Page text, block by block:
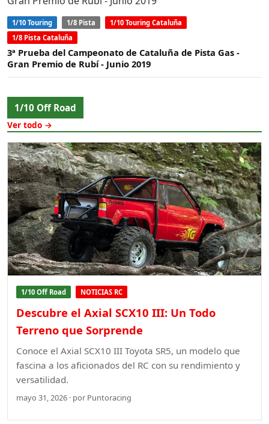
1/10 Touring 1/8 Pista
1/10 Touring Cataluña
1/8 Pista Cataluña
3ª Prueba del Campeonato de Cataluña de Pista Gas -
Gran Premio de Rubí - Junio 2019
1/10 Off Road
Ver todo →
1/10 Off Road NOTICIAS RC
Descubre el Axial SCX10 III: Un Todo
Terreno que Sorprende
Conoce el Axial SCX10 III Toyota SR5, un modelo que
fascina a los aficionados del RC con su rendimiento y
versatilidad.
mayo 31, 2026 · por Puntoracing